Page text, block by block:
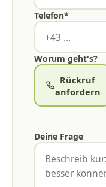
Telefon*
Worum geht's?
Rückruf
anfordern
Deine Frage